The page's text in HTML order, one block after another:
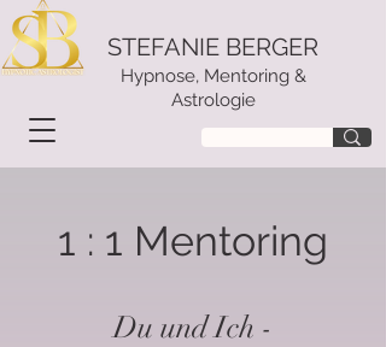
STEFANIE BERGER
Hypnose, Mentoring &
Astrologie
1 : 1 Mentoring
Du und Ich -